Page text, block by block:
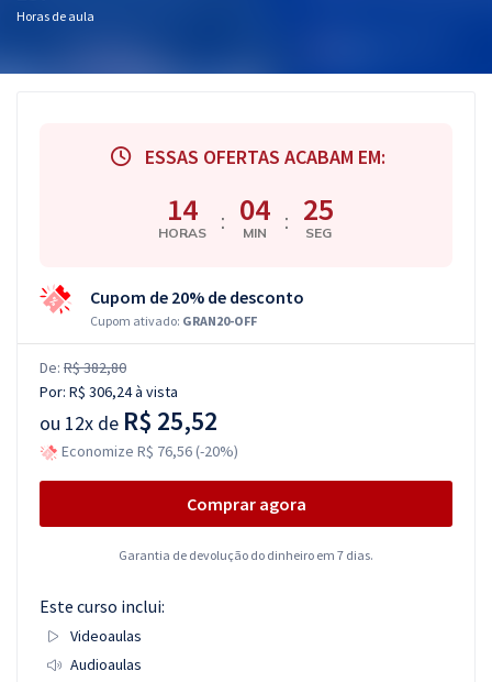
Horas de aula
ESSAS OFERTAS ACABAM EM:
14
HORAS : 04
MIN : 25
SEG
Cupom de 20% de desconto
Cupom ativado: GRAN20-OFF
De: R$ 382,80
Por: R$ 306,24à vista
ou 12x de R$ 25,52
Economize R$ 76,56 (-20%)
Comprar agora
Garantia de devolução do dinheiro em 7 dias.
Este curso inclui:
Videoaulas
Audioaulas